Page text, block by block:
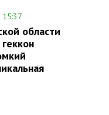
15:37
области